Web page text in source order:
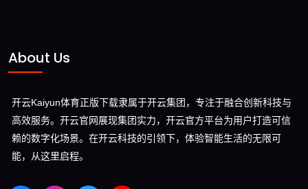
About Us
开云Kaiyun体育正版下载隶属于开云集团，专注于融合创新科技与
高效服务。开云官网展现集团实力，开云官方平台为用户打造可信
赖的数字化场景。在开云科技的引领下，体验智能生活的无限可
能，从这里启程。